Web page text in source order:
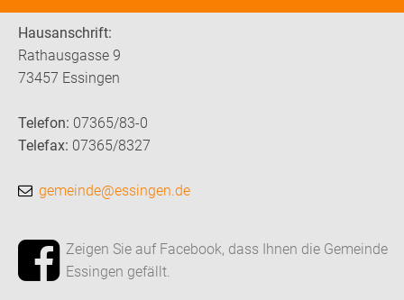
Hausanschrift:
Rathausgasse 9
73457 Essingen
Telefon: 07365/83-0
Telefax: 07365/8327
gemeinde@essingen.de
Zeigen Sie auf Facebook, dass Ihnen die Gemeinde
Essingen gefällt.